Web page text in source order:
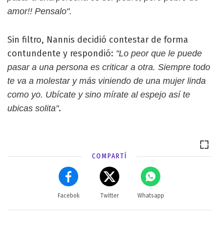
amor!! Pensalo".
Sin filtro, Nannis decidió contestar de forma
contundente y respondió: "Lo peor que le puede
pasar a una persona es criticar a otra. Siempre todo
te va a molestar y más viniendo de una mujer linda
como yo. Ubícate y sino mírate al espejo así te
ubicas solita".
COMPARTÍ
Facebok Twitter Whatsapp